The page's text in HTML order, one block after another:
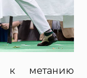
к метанию